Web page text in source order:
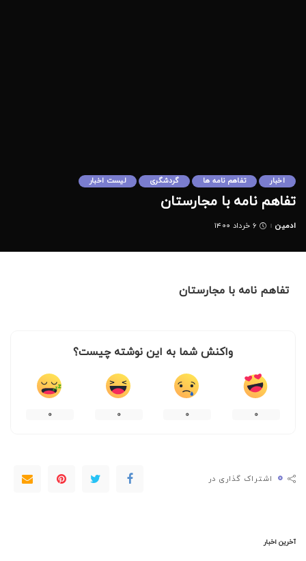
اخبار تفاهم نامه ها گردشگری لیست اخبار
تفاهم نامه با مجارستان
ادمین ۶ خرداد ۱۴۰۰
تفاهم نامه با مجارستان
واکنش شما به این نوشته چیست؟
۰ ۰ ۰ ۰
۰ اشتراک گذاری در
آخرین اخبار